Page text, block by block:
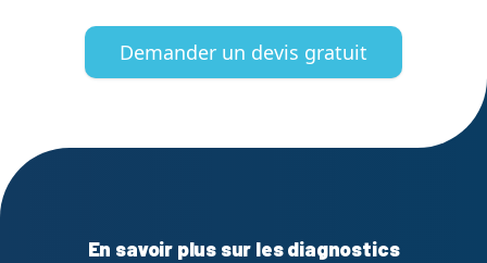
Demander un devis gratuit
En savoir plus sur les diagnostics